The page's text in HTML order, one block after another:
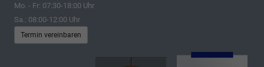
Mo. - Fr: 07:30-18:00 Uhr
Sa.: 08:00-12:00 Uhr
Termin vereinbaren